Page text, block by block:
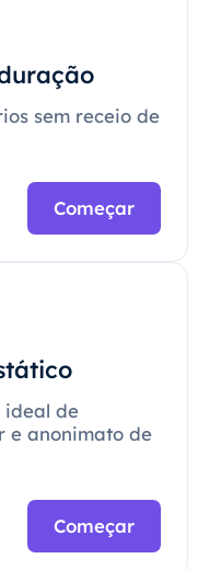
sem receio de
Começar
ideal de
e anonimato de
Começar